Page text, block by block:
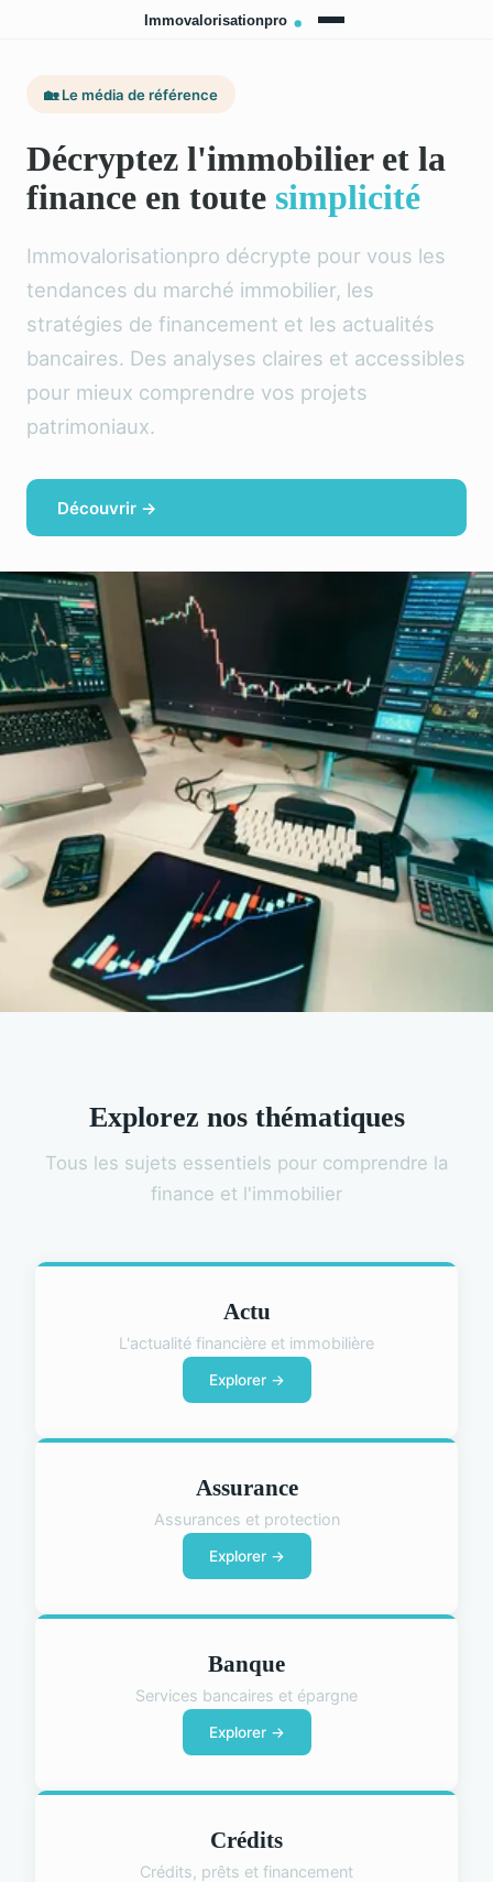
🏡 Le média de référence
Décryptez l'immobilier et la
finance en toute simplicité
Immovalorisationpro décrypte pour vous les
tendances du marché immobilier, les
stratégies de financement et les actualités
bancaires. Des analyses claires et accessibles
pour mieux comprendre vos projets
patrimoniaux.
Découvrir →
Explorez nos thématiques
Tous les sujets essentiels pour comprendre la
finance et l'immobilier
Actu
L'actualité financière et immobilière
Explorer →
Assurance
Assurances et protection
Explorer →
Banque
Services bancaires et épargne
Explorer →
Crédits
Crédits, prêts et financement